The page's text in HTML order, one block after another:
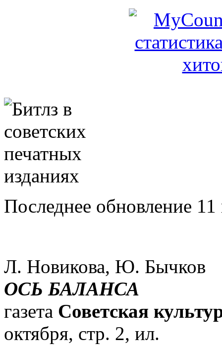
Последнее обновление
Л. Новикова, Ю. Бычков
ОСЬ БАЛАНСА
газета Советская
октября, стр. 2, ил.